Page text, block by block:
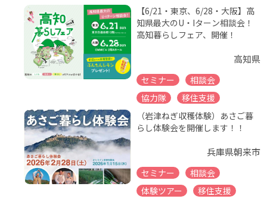
【6/21・東京、6/28・大阪】高
知県最大のU・Iターン相談会！
高知暮らしフェア、開催！
高知県
セミナー
相談会
協力隊
移住支援
（岩津ねぎ収穫体験）あさご暮
らし体験会を開催します！！
兵庫県朝来市
セミナー
相談会
体験ツアー
移住支援